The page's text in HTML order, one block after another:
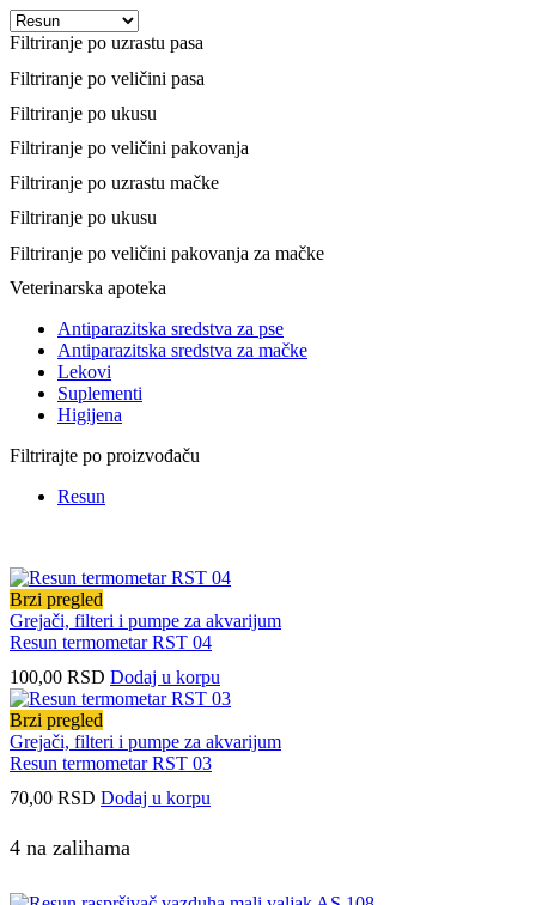
Filtriranje po uzrastu pasa
Filtriranje po veličini pasa
Filtriranje po ukusu
Filtriranje po veličini pakovanja
Filtriranje po uzrastu mačke
Filtriranje po ukusu
Filtriranje po veličini pakovanja za mačke
Veterinarska apoteka
Antiparazitska sredstva za pse
Antiparazitska sredstva za mačke
Lekovi
Suplementi
Higijena
Filtrirajte po proizvođaču
Resun
Brzi pregled
Grejači, filteri i pumpe za akvarijum
Resun termometar RST 04
100,00 RSD Dodaj u korpu
Brzi pregled
Grejači, filteri i pumpe za akvarijum
Resun termometar RST 03
70,00 RSD Dodaj u korpu
4 na zalihama